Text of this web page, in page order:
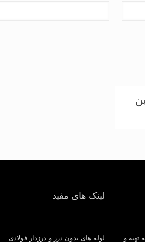
تهیه و
لینک های مفید
لوله های بدون درز و درزدار فولادی